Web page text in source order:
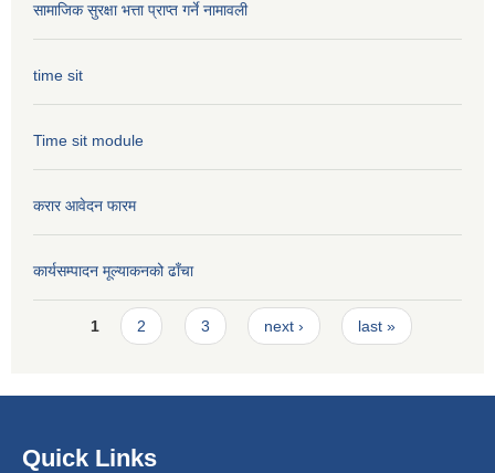
सामाजिक सुरक्षा भत्ता प्राप्त गर्ने नामावली
time sit
Time sit module
करार आवेदन फारम
कार्यसम्पादन मूल्या‌कनको ढाँचा
Pages
1 2 3 next › last »
Quick Links